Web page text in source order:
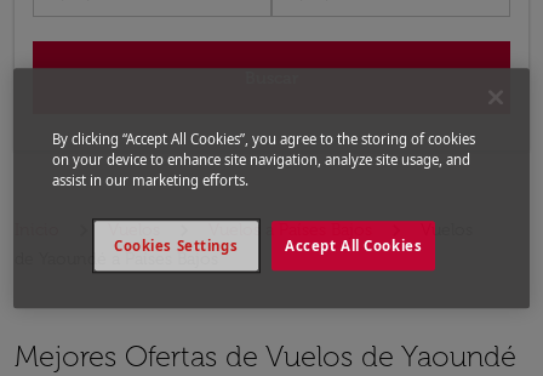
Vuelos a Países Bajos
Vuelos
Mejores Ofertas de Vuelos de Yaoundé
By clicking “Accept All Cookies”, you agree to the storing of cookies
on your device to enhance site navigation, analyze site usage, and
assist in our marketing efforts.
Accept All Cookies
Cookies Settings